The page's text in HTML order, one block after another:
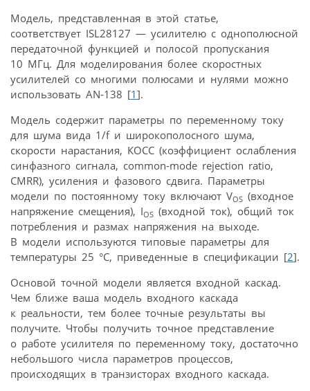
Модель, представленная в этой статье,
соответствует ISL28127 — усилителю с однополюсной
передаточной функцией и полосой пропускания
10 МГц. Для моделирования более скоростных
усилителей со многими полюсами и нулями можно
использовать AN-138 [1].
Модель содержит параметры по переменному току
для шума вида 1/f и широкополосного шума,
скорости нарастания, КОСС (коэффициент ослабления
синфазного сигнала, common-mode rejection ratio,
CMRR), усиления и фазового сдвига. Параметры
модели по постоянному току включают VOS (входное
напряжение смещения), IOS (входной ток), общий ток
потребления и размах напряжения на выходе.
В модели используются типовые параметры для
температуры 25 °С, приведенные в спецификации [2].
Основой точной модели является входной каскад.
Чем ближе ваша модель входного каскада
к реальности, тем более точные результаты вы
получите. Чтобы получить точное представление
о работе усилителя по переменному току, достаточно
небольшого числа параметров процессов,
происходящих в транзисторах входного каскада.